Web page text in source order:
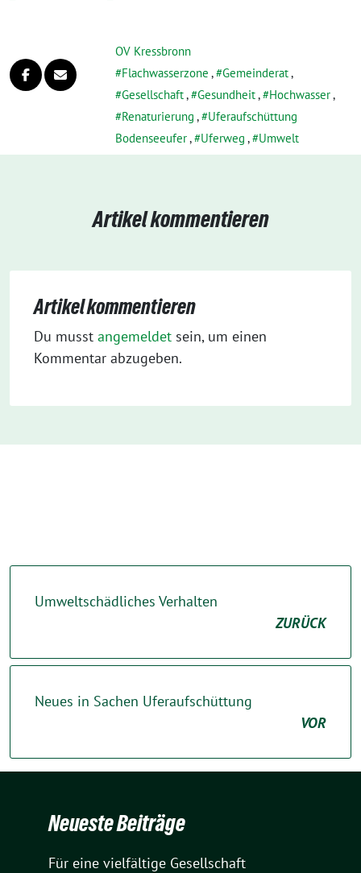
OV Kressbronn
Flachwasserzone , Gemeinderat,
Gesellschaft, Gesundheit, Hochwasser,
Renaturierung ,
Uferaufschüttung
Bodenseeufer, Uferweg , Umwelt
Artikel kommentieren
Artikel kommentieren
Du musst angemeldet sein, um einen
Kommentar abzugeben.
Umweltschädliches Verhalten
ZURÜCK
Neues in Sachen Uferaufschüttung
VOR
Neueste Beiträge
Für eine vielfältige Gesellschaft